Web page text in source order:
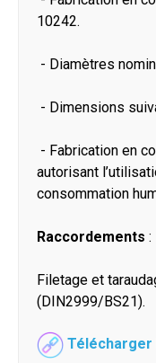
10242.
- Diamètres
- Dimensions
- Fabrication en
autorisant
consommation
Raccordements :
Filetage et
(DIN2999/BS21).
Télécharger